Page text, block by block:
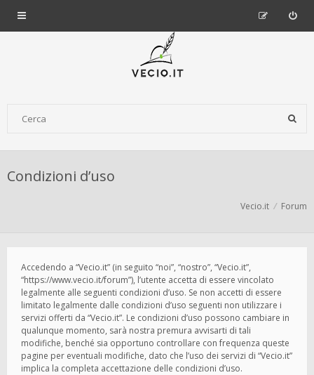
Condizioni d’uso
Vecio.it Forum
Accedendo a “Vecio.it” (in seguito “noi”, “nostro”, “Vecio.it”,
“https://www.vecio.it/forum”), l’utente accetta di essere vincolato
legalmente alle seguenti condizioni d’uso. Se non accetti di essere
limitato legalmente dalle condizioni d’uso seguenti non utilizzare i
servizi offerti da “Vecio.it”. Le condizioni d’uso possono cambiare in
qualunque momento, sarà nostra premura avvisarti di tali
modifiche, benché sia opportuno controllare con frequenza queste
pagine per eventuali modifiche, dato che l’uso dei servizi di “Vecio.it”
implica la completa accettazione delle condizioni d’uso.